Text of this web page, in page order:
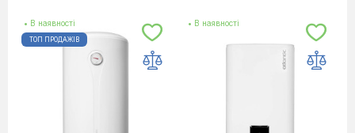
• В наявності
ТОП ПРОДАЖІВ
• В наявності